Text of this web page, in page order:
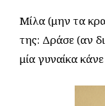
Μίλα (μην τα
της: Δράσε (αν
μία γυναίκα